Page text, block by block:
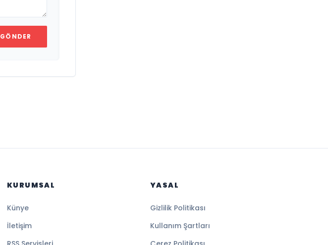
GÖNDER
KURUMSAL
Künye
İletişim
YASAL
Gizlilik Politikası
Kullanım Şartları